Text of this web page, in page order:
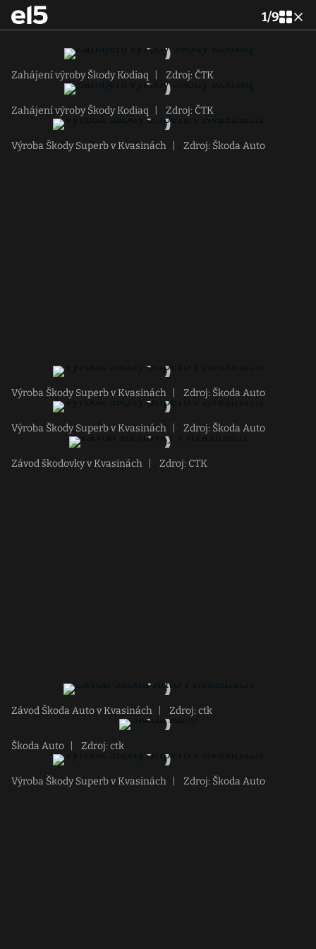
1/9
Zahájení výroby Škody Kodiaq Zdroj: ČTK
Zahájení výroby Škody Kodiaq Zdroj: ČTK
Výroba Škody Superb v Kvasinách Zdroj: Škoda Auto
Výroba Škody Superb v Kvasinách Zdroj: Škoda Auto
Výroba Škody Superb v Kvasinách Zdroj: Škoda Auto
Závod škodovky v Kvasinách Zdroj: CTK
Závod Škoda Auto v Kvasinách Zdroj: ctk
Škoda Auto Zdroj: ctk
Výroba Škody Superb v Kvasinách Zdroj: Škoda Auto